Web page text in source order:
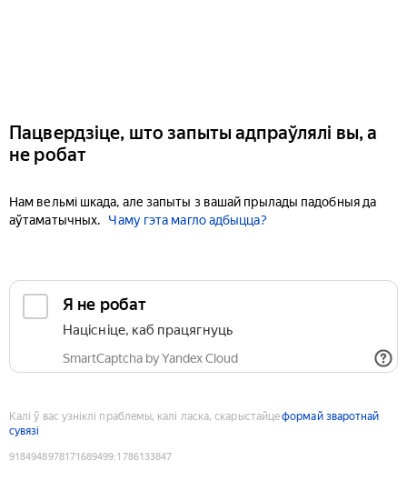
Пацвердзіце, што запыты адпраўлялі вы, а
не робат
Нам вельмі шкада, але запыты з вашай прылады падобныя да
аўтаматычных.
Чаму гэта магло адбыцца?
Я не робат
Націсніце, каб працягнуць
SmartCaptcha by Yandex Cloud
Калі ў вас узніклі праблемы, калі ласка, скарыстайцеформай зваротнай
сувязі
9184948978171689499:1786133847